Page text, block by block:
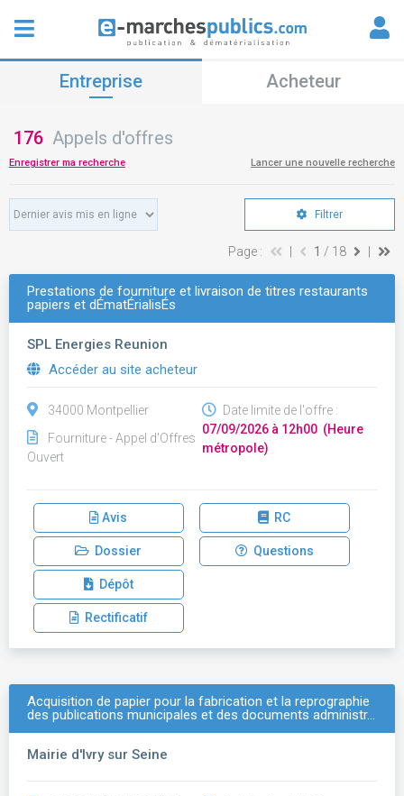
Entreprise Acheteur
176 Appels d'offres
Enregistrer ma recherche Lancer une nouvelle recherche
Filtrer
Page : 1 / 18
Prestations de fourniture et livraison de titres restaurants
papiers et dÉmatÉrialisÉs
SPL Energies Reunion
Accéder au site acheteur
34000 Montpellier
Fourniture - Appel d'Offres
Ouvert
Date limite de l'offre :
07/09/2026 à 12h00 (Heure
métropole)
Avis RC
Dossier Questions
Dépôt
Rectificatif
Acquisition de papier pour la fabrication et la reprographie
des publications municipales et des documents administr…
Mairie d'Ivry sur Seine